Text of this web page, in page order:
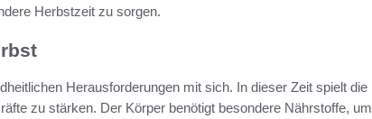
Herbstzeit zu sorgen.
Herausforderungen mit sich. In dieser Zeit spielt die
zu stärken. Der Körper benötigt besondere Nährstoffe, um